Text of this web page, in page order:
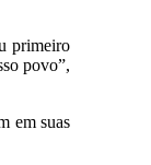
primeiro
povo”,
em suas